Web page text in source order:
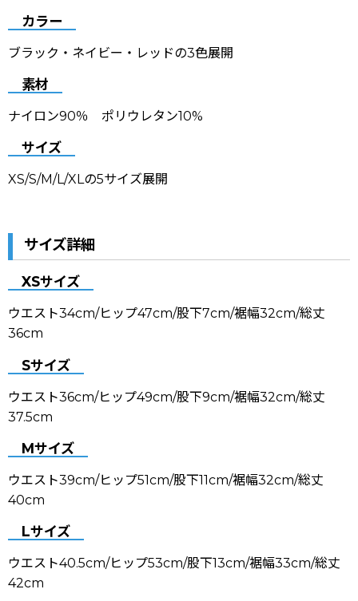
カラー
ブラック・ネイビー・レッドの3色展開
素材
ナイロン90％ ポリウレタン10%
サイズ
XS/S/M/L/XLの5サイズ展開
サイズ詳細
XSサイズ
ウエスト34cm/ヒップ47cm/股下7cm/裾幅32cm/総丈
36cm
Sサイズ
ウエスト36cm/ヒップ49cm/股下9cm/裾幅32cm/総丈
37.5cm
Mサイズ
ウエスト39cm/ヒップ51cm/股下11cm/裾幅32cm/総丈
40cm
Lサイズ
ウエスト40.5cm/ヒップ53cm/股下13cm/裾幅33cm/総丈
42cm